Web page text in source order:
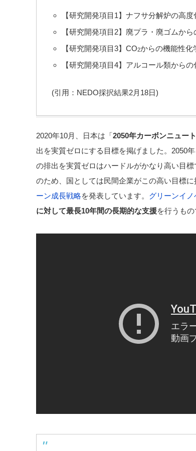
【研究開発項目1】ナフサ分解炉の高
【研究開発項目2】廃プラ・廃ゴムか
【研究開発項目3】CO2からの機能性化
【研究開発項目4】アルコール類から
(引用：NEDO採択結果2月18日)
2020年10月、日本は「2050年カーボンニュー
出を実質ゼロにする目標を掲げました。2050
の排出を実質ゼロはハードルがかなり高い目
のため、国としては民間企業がこの高い目標
ーン成長戦略を発表しています。 グリーンイ
に対して最長10年間の長期的な支援を行うもの